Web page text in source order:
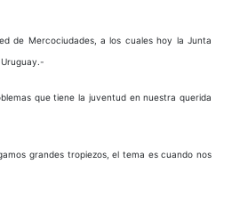
de Mercociudades, a los cuales hoy la Junta
que tiene la juventud en nuestra querida
grandes tropiezos, el tema es cuando nos